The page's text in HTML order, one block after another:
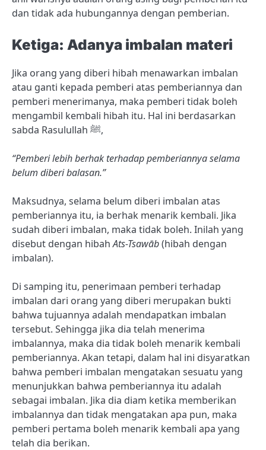
dan tidak ada hubungannya dengan pemberian.
Ketiga: Adanya imbalan materi
Jika orang yang diberi hibah menawarkan imbalan
atau ganti kepada pemberi atas pemberiannya dan
pemberi menerimanya, maka pemberi tidak boleh
mengambil kembali hibah itu. Hal ini berdasarkan
sabda Rasulullah ﷺ,
“Pemberi lebih berhak terhadap pemberiannya selama
belum diberi balasan.”
Maksudnya, selama belum diberi imbalan atas
pemberiannya itu, ia berhak menarik kembali. Jika
sudah diberi imbalan, maka tidak boleh. Inilah yang
disebut dengan hibahAts-Tsawāb(hibah dengan
imbalan).
Di samping itu, penerimaan pemberi terhadap
imbalan dari orang yang diberi merupakan bukti
bahwa tujuannya adalah mendapatkan imbalan
tersebut. Sehingga jika dia telah menerima
imbalannya, maka dia tidak boleh menarik kembali
pemberiannya. Akan tetapi, dalam hal ini disyaratkan
bahwa pemberi imbalan mengatakan sesuatu yang
menunjukkan bahwa pemberiannya itu adalah
sebagai imbalan. Jika dia diam ketika memberikan
imbalannya dan tidak mengatakan apa pun, maka
pemberi pertama boleh menarik kembali apa yang
telah dia berikan.